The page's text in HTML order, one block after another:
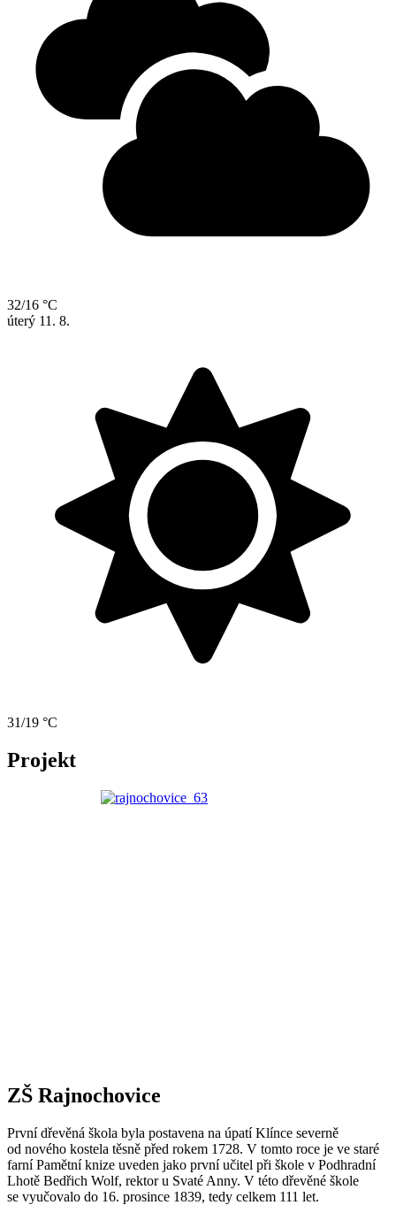
32/16 °C
úterý 11. 8.
31/19 °C
Projekt
ZŠ Rajnochovice
První dřevěná škola byla postavena na úpatí Klínce severně
od nového kostela těsně před rokem 1728. V tomto roce je ve staré
farní Pamětní knize uveden jako první učitel při škole v Podhradní
Lhotě Bedřich Wolf, rektor u Svaté Anny. V této dřevěné škole
se vyučovalo do 16. prosince 1839, tedy celkem 111 let.